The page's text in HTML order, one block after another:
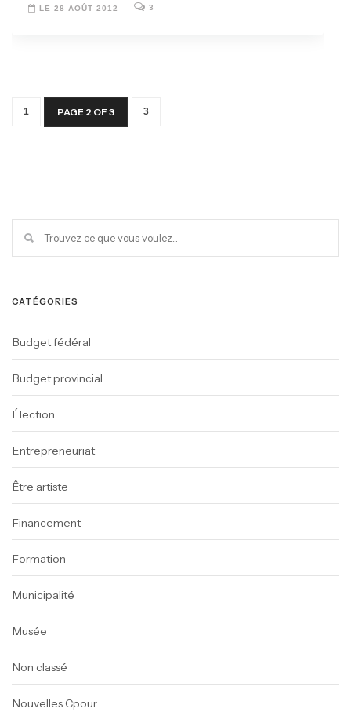
LE 28 AOÛT 2012 3
1 PAGE 2 OF 3 3
CATÉGORIES
Budget fédéral
Budget provincial
Élection
Entrepreneuriat
Être artiste
Financement
Formation
Municipalité
Musée
Non classé
Nouvelles Cpour